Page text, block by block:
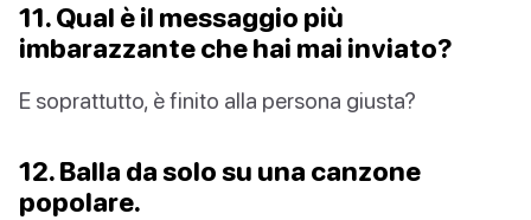
11. Qual è il messaggio più
imbarazzante che hai mai inviato?
E soprattutto, è finito alla persona giusta?
12. Balla da solo su una canzone
popolare.